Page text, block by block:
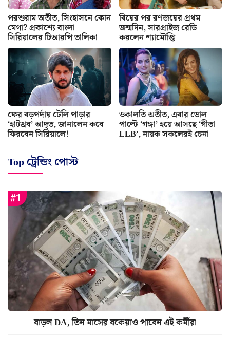
পরশুরাম অতীত, সিংহাসনে কোন
মেগা? প্রকাশ্যে বাংলা
সিরিয়ালের টিআরপি তালিকা
বিয়ের পর রণজয়ের প্রথম
জন্মদিন, সারপ্রাইজ রেডি
করলেন শ্যামৌপ্তি
ফের বড়পর্দায় টেলি পাড়ার
‘হাটথ্রব’ আদৃত, জানালেন কবে
ফিরবেন সিরিয়ালে!
ওকালতি অতীত, এবার ভোল
পাল্টে ‘গঙ্গা’ হয়ে আসছে ‘গীতা
LLB’, নায়ক সকলেরই চেনা
Top ট্রেন্ডিং পোস্ট
বাড়ল DA, তিন মাসের বকেয়াও পাবেন এই কর্মীরা